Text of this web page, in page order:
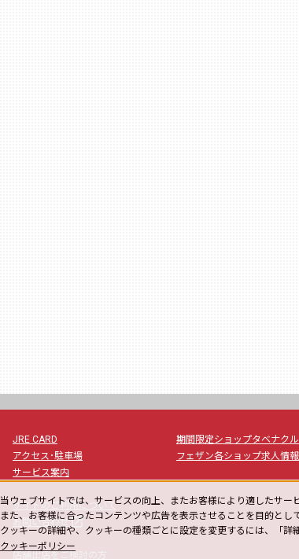
JRE CARD
アクセス･駐車場
サービス案内
サイトのご利用について
お問い合わせlaunch
店舗出店をご検討の方
期間限定ショップタベナクル
フェザン各ショップ求人情報
当ウェブサイトでは、サービスの向上、またお客様により適したサー
また、お客様に合ったコンテンツや広告を表示させることを目的とし
クッキーの詳細や、クッキーの種類ごとに設定を変更するには、「詳
クッキーポリシー